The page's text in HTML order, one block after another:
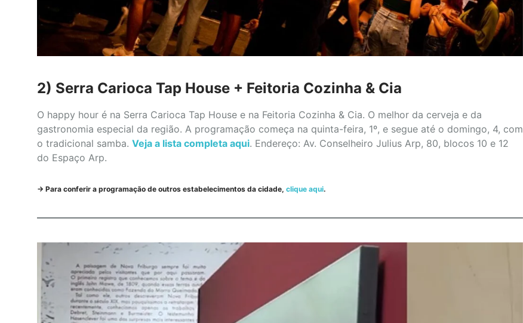
2) Serra Carioca Tap House + Feitoria Cozinha & Cia
O happy hour é na Serra Carioca Tap House e na Feitoria Cozinha & Cia. O melhor da cerveja e da
gastronomia especial da região. A programação começa na quinta-feira, 1º, e segue até o domingo, 4, com
o tradicional samba. Veja a lista completa aqui. Endereço: Av. Conselheiro Julius Arp, 80, blocos 10 e 12
do Espaço Arp.
-> Para conferir a programação de outros estabelecimentos da cidade, clique aqui.